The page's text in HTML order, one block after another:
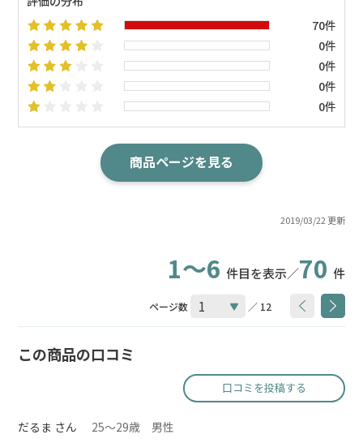
2019/03/22 更新
70件
0件
0件
0件
0件
商品ページを見る
1～6 件目を表示／70 件
ページ数 ／ 12
この商品の口コミ
口コミを投稿する
だるま さん 25～29歳 男性